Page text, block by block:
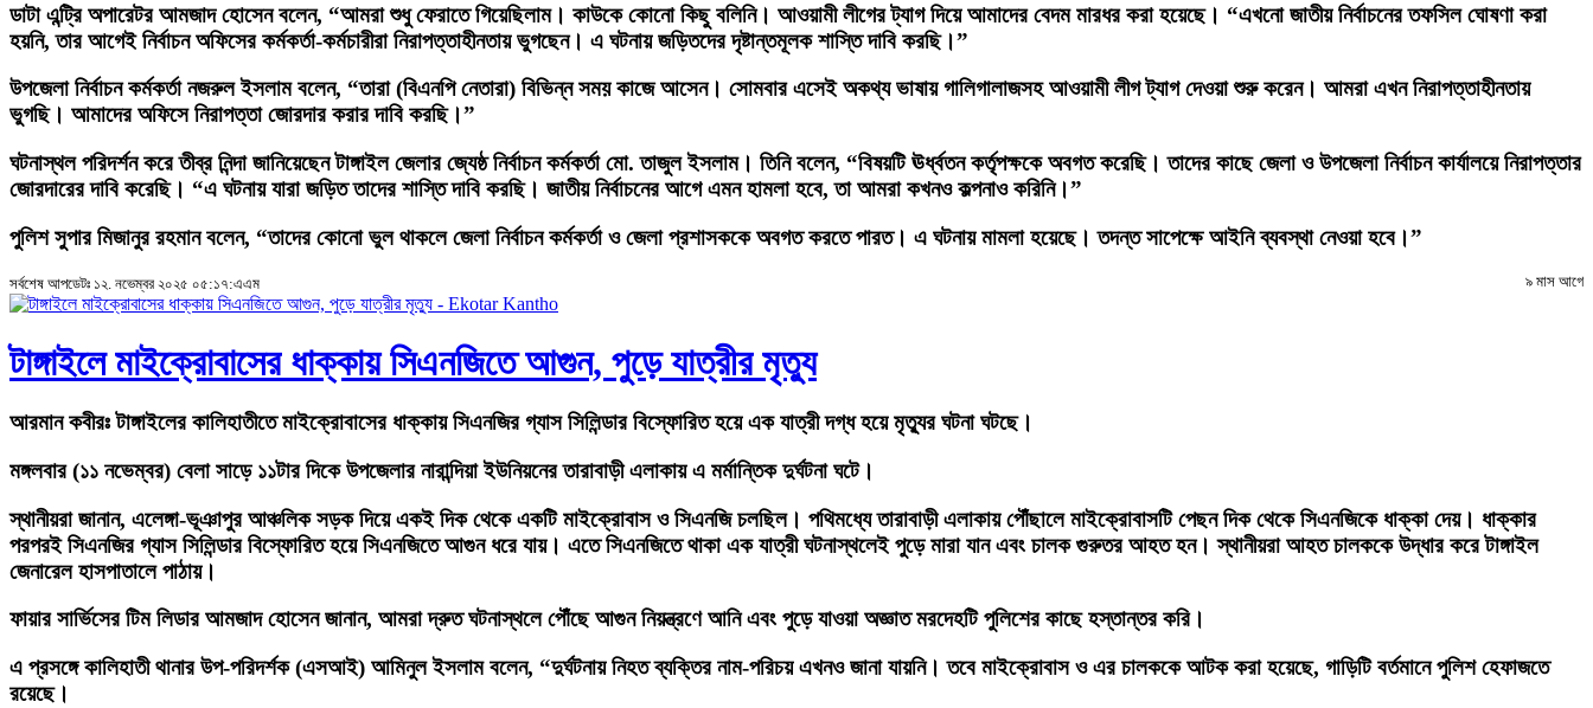
ডাটা এন্ট্রি অপারেটর আমজাদ হোসেন বলেন, “আমরা শুধু ফেরাতে গিয়েছিলাম। কাউকে কোনো কিছু বলিনি। আওয়ামী লীগের ট্যাগ দিয়ে আমাদের বেদম মারধর করা হয়েছে। “এখনো জাতীয় নির্বাচনের তফসিল ঘোষণা করা
হয়নি, তার আগেই নির্বাচন অফিসের কর্মকর্তা-কর্মচারীরা নিরাপত্তাহীনতায় ভুগছেন। এ ঘটনায় জড়িতদের দৃষ্টান্তমূলক শাস্তি দাবি করছি।”
উপজেলা নির্বাচন কর্মকর্তা নজরুল ইসলাম বলেন, “তারা (বিএনপি নেতারা) বিভিন্ন সময় কাজে আসেন। সোমবার এসেই অকথ্য ভাষায় গালিগালাজসহ আওয়ামী লীগ ট্যাগ দেওয়া শুরু করেন। আমরা এখন নিরাপত্তাহীনতায়
ভুগছি। আমাদের অফিসে নিরাপত্তা জোরদার করার দাবি করছি।”
ঘটনাস্থল পরিদর্শন করে তীব্র নিন্দা জানিয়েছেন টাঙ্গাইল জেলার জ্যেষ্ঠ নির্বাচন কর্মকর্তা মো. তাজুল ইসলাম। তিনি বলেন, “বিষয়টি ঊর্ধ্বতন কর্তৃপক্ষকে অবগত করেছি। তাদের কাছে জেলা ও উপজেলা নির্বাচন কার্যালয়ে নিরাপত্তার
জোরদারের দাবি করেছি। “এ ঘটনায় যারা জড়িত তাদের শাস্তি দাবি করছি। জাতীয় নির্বাচনের আগে এমন হামলা হবে, তা আমরা কখনও কল্পনাও করিনি।”
পুলিশ সুপার মিজানুর রহমান বলেন, “তাদের কোনো ভুল থাকলে জেলা নির্বাচন কর্মকর্তা ও জেলা প্রশাসককে অবগত করতে পারত। এ ঘটনায় মামলা হয়েছে। তদন্ত সাপেক্ষে আইনি ব্যবস্থা নেওয়া হবে।”
সর্বশেষ আপডেটঃ ১২. নভেম্বর ২০২৫ ০৫:১৭:এএম ৯ মাস আগে
টাঙ্গাইলে মাইক্রোবাসের ধাক্কায় সিএনজিতে আগুন, পুড়ে যাত্রীর মৃত্যু
আরমান কবীরঃটাঙ্গাইলের কালিহাতীতে মাইক্রোবাসের ধাক্কায় সিএনজির গ্যাস সিলিন্ডার বিস্ফোরিত হয়ে এক যাত্রী দগ্ধ হয়ে মৃত্যুর ঘটনা ঘটছে।
মঙ্গলবার (১১ নভেম্বর) বেলা সাড়ে ১১টার দিকে উপজেলার নারান্দিয়া ইউনিয়নের তারাবাড়ী এলাকায় এ মর্মান্তিক দুর্ঘটনা ঘটে।
স্থানীয়রা জানান, এলেঙ্গা-ভূঞাপুর আঞ্চলিক সড়ক দিয়ে একই দিক থেকে একটি মাইক্রোবাস ও সিএনজি চলছিল। পথিমধ্যে তারাবাড়ী এলাকায় পৌঁছালে মাইক্রোবাসটি পেছন দিক থেকে সিএনজিকে ধাক্কা দেয়। ধাক্কার
পরপরই সিএনজির গ্যাস সিলিন্ডার বিস্ফোরিত হয়ে সিএনজিতে আগুন ধরে যায়। এতে সিএনজিতে থাকা এক যাত্রী ঘটনাস্থলেই পুড়ে মারা যান এবং চালক গুরুতর আহত হন। স্থানীয়রা আহত চালককে উদ্ধার করে টাঙ্গাইল
জেনারেল হাসপাতালে পাঠায়।
ফায়ার সার্ভিসের টিম লিডার আমজাদ হোসেন জানান, আমরা দ্রুত ঘটনাস্থলে পৌঁছে আগুন নিয়ন্ত্রণে আনি এবং পুড়ে যাওয়া অজ্ঞাত মরদেহটি পুলিশের কাছে হস্তান্তর করি।
এ প্রসঙ্গে কালিহাতী থানার উপ-পরিদর্শক (এসআই) আমিনুল ইসলাম বলেন, “দুর্ঘটনায় নিহত ব্যক্তির নাম-পরিচয় এখনও জানা যায়নি। তবে মাইক্রোবাস ও এর চালককে আটক করা হয়েছে, গাড়িটি বর্তমানে পুলিশ হেফাজতে
রয়েছে।